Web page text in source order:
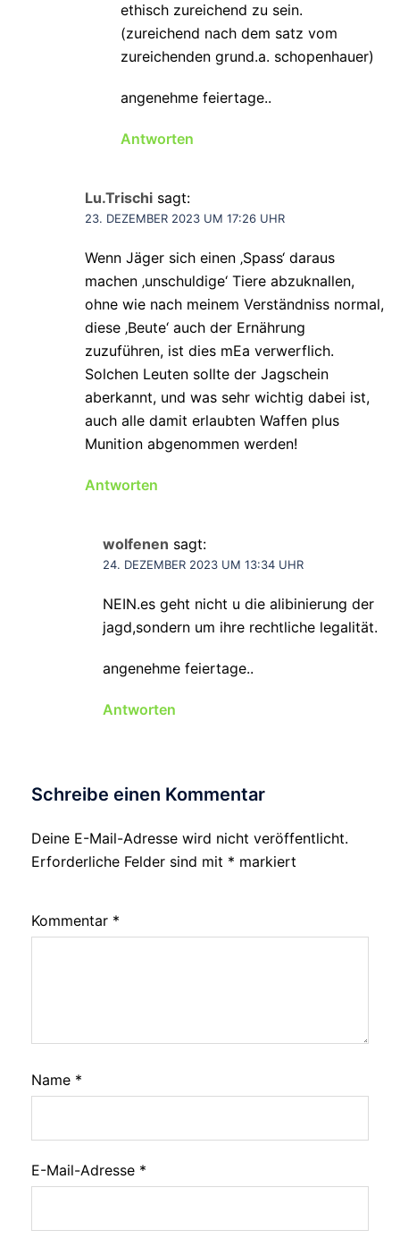
ethisch zureichend zu sein.
(zureichend nach dem satz vom
zureichenden grund.a. schopenhauer)
angenehme feiertage..
Antworten
Lu.Trischi sagt:
23. DEZEMBER 2023 UM 17:26 UHR
Wenn Jäger sich einen ‚Spass‘ daraus
machen ‚unschuldige‘ Tiere abzuknallen,
ohne wie nach meinem Verständniss normal,
diese ‚Beute‘ auch der Ernährung
zuzuführen, ist dies mEa verwerflich.
Solchen Leuten sollte der Jagschein
aberkannt, und was sehr wichtig dabei ist,
auch alle damit erlaubten Waffen plus
Munition abgenommen werden!
Antworten
wolfenen sagt:
24. DEZEMBER 2023 UM 13:34 UHR
NEIN.es geht nicht u die alibinierung der
jagd,sondern um ihre rechtliche legalität.
angenehme feiertage..
Antworten
Schreibe einen Kommentar
Deine E-Mail-Adresse wird nicht veröffentlicht.
Erforderliche Felder sind mit * markiert
Kommentar *
Name *
E-Mail-Adresse *